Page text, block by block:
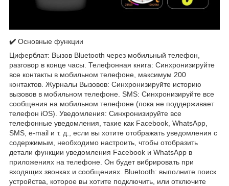
✔️ Основные функции
Циферблат: Вызов Bluetooth через мобильный телефон,
разговор в конце часы. Телефонная книга: Синхронизируйте
все контакты в мобильном телефоне, максимум 200
контактов. Журналы Вызовов: Синхронизируйте историю
вызовов в мобильном телефоне. SMS: Синхронизируйте все
сообщения на мобильном телефоне (пока не поддерживает
телефон iOS). Уведомления: Синхронизируйте все
телефонные уведомления, такие как Facebook, WhatsApp,
SMS, e-mail и т. д., если вы хотите отображать уведомления с
содержимым, необходимо настроить, чтобы отобразить
детали функции уведомления Facebook и WhatsApp в
приложениях на телефоне. Он будет вибрировать при
входящих звонках и сообщениях. Bluetooth: выполните поиск
устройства, которое вы хотите подключить, или отключите